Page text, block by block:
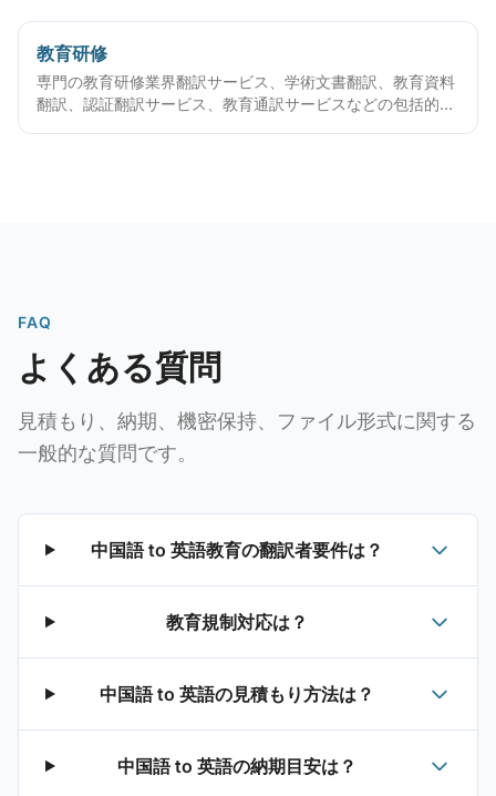
教育研修
専門の教育研修業界翻訳サービス、学術文書翻訳、教育資料
翻訳、認証翻訳サービス、教育通訳サービスなどの包括的な
FAQ
よくある質問
見積もり、納期、機密保持、ファイル形式に関する
一般的な質問です。
中国語 to 英語教育の翻訳者要件は？
教育規制対応は？
中国語 to 英語の見積もり方法は？
中国語 to 英語の納期目安は？